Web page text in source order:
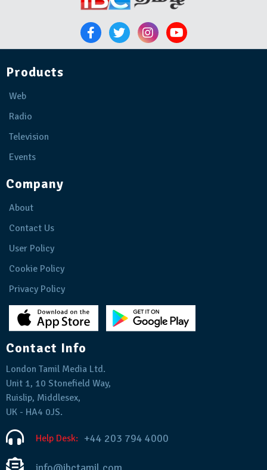
Products
Web
Radio
Television
Events
Company
About
Contact Us
User Policy
Cookie Policy
Privacy Policy
Contact Info
London Tamil Media Ltd.
Unit 1, 10 Stonefield Way,
Ruislip, Middlesex,
UK - HA4 0JS.
Help Desk: +44 203 794 4000